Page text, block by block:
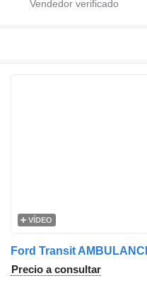
VÍDEO
Ford Transit
Precio a consultar